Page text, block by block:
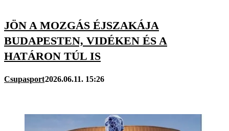
JÖN A MOZGÁS ÉJSZAKÁJA
BUDAPESTEN, VIDÉKEN ÉS A
HATÁRON TÚL IS
Csupasport2026.06.11. 15:26